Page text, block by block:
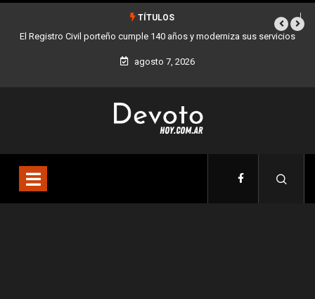
TÍTULOS
El Registro Civil porteño cumple 140 años y moderniza sus servicios
agosto 7, 2026